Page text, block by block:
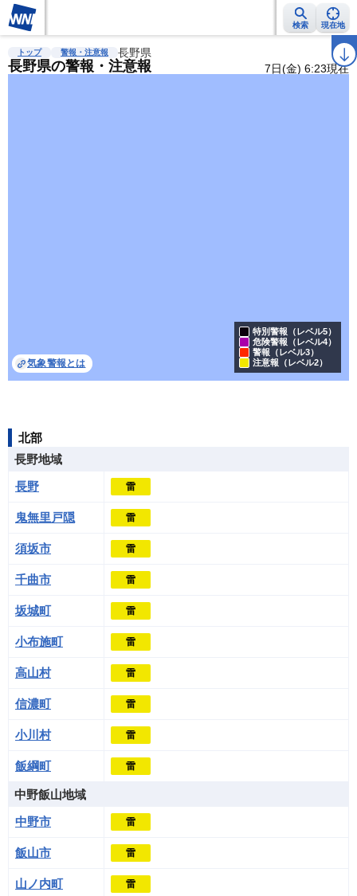
検索 現在地
雨雲レーダー 台風情報 ラ
トップ 警報・注意報 長野県
長野県の警報・注意報 7日(金) 6:23現在
特別警報（レベル5）
危険警報（レベル4）
警報（レベル3）
注意報（レベル2）
気象警報とは
北部
長野地域
長野
雷
鬼無里戸隠 雷
須坂市 雷
千曲市 雷
坂城町 雷
小布施町 雷
高山村 雷
信濃町 雷
小川村 雷
飯綱町 雷
中野飯山地域
中野市
雷
飯山市 雷
山ノ内町 雷